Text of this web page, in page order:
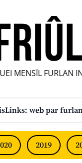
MENSÎL FURLAN
Links: web par
2019